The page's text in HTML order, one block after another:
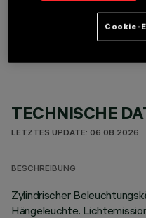
OPTIONALE
TECHNISCHE
LETZTES UPDATE: 06.08.2026
BESCHREIBUNG
Zylindrischer
Hängeleuchte.
Cookie-